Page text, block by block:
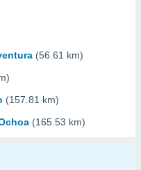
(56.61 km)
(157.81 km)
(165.53 km)